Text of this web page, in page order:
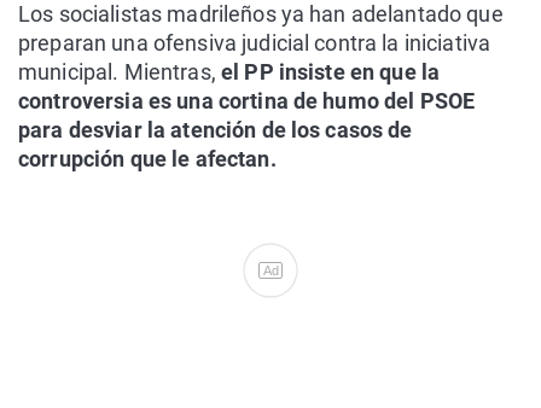
Los socialistas madrileños ya han adelantado que
preparan una ofensiva judicial contra la iniciativa
municipal. Mientras, el PP insiste en que la
controversia es una cortina de humo del PSOE
para desviar la atención de los casos de
corrupción que le afectan.
Ad